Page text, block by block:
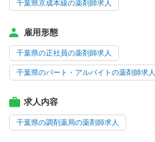
千葉県京成本線の薬剤師求人
雇用形態
千葉県の正社員の薬剤師求人
千葉県のパート・アルバイトの薬剤師求人
求人内容
千葉県の調剤薬局の薬剤師求人